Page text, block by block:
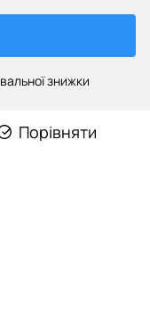
знижки
Порівняти